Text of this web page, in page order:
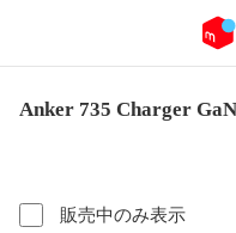
Anker 735 Charger
販売中のみ表示